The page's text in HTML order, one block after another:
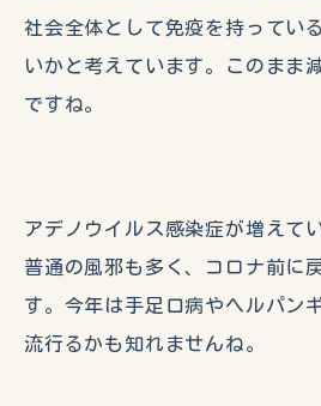
社会全体として免疫を持ってい
いかと考えています。このまま
ですね。
アデノウイルス感染症が増えて
普通の風邪も多く、コロナ前に
す。今年は手足口病やヘルパン
流行るかも知れませんね。